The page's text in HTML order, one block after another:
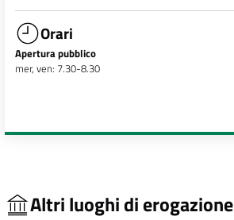
Orari
Apertura pubblico
mer, ven: 7.30-8.30
Altri luoghi di erogazione